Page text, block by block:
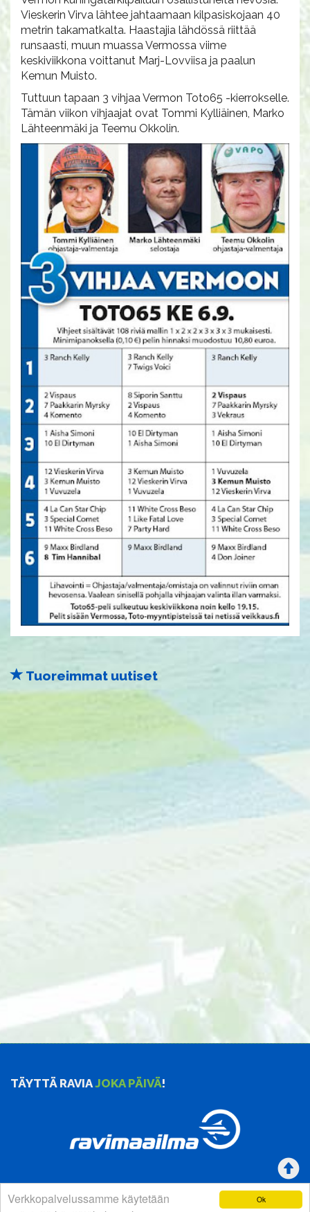
Ok
Verkkopalvelussamme käytetään
Vieskerin Virva lähtee jahtaamaan kilpasiskojaan 40
metrin takamatkalta. Haastajia lähdössä riittää
runsaasti, muun muassa Vermossa viime
keskiviikkona voittanut Marj-Lovviisa ja paalun
Kemun Muisto.
Tuttuun tapaan 3 vihjaa Vermon Toto65 -kierrokselle.
Tämän viikon vihjaajat ovat Tommi Kylliäinen, Marko
Lähteenmäki ja Teemu Okkolin.
Tuoreimmat uutiset
TÄYTTÄ RAVIAJOKA PÄIVÄ!
YHTEYSTIEDOT